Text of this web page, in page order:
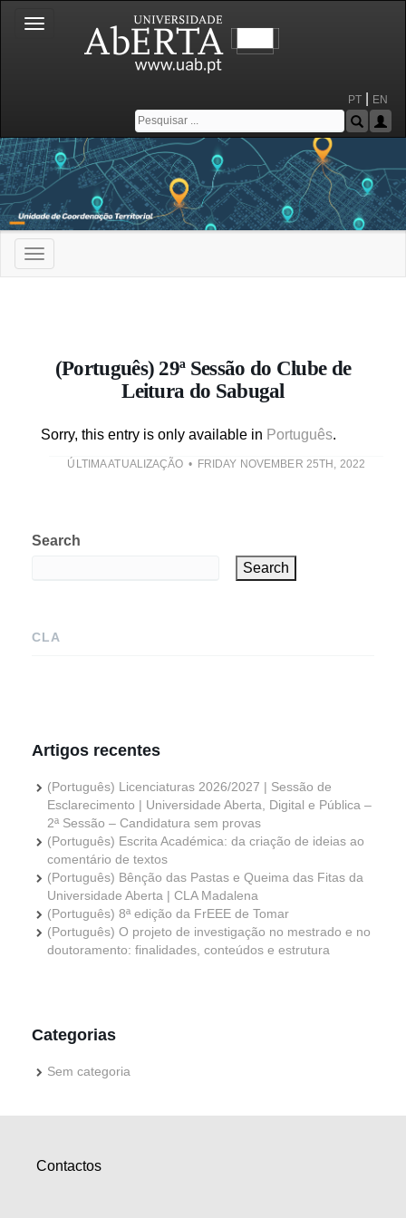
Toggle
navigation
PT EN
Toggle
navigation
(Português) 29ª Sessão do Clube de
Leitura do Sabugal
Sorry, this entry is only available in Português.
ÚLTIMA ATUALIZAÇÃO FRIDAY NOVEMBER 25TH, 2022
Search
Search
CLA
Artigos recentes
(Português) Licenciaturas 2026/2027 | Sessão de
Esclarecimento | Universidade Aberta, Digital e Pública –
2ª Sessão – Candidatura sem provas
(Português) Escrita Académica: da criação de ideias ao
comentário de textos
(Português) Bênção das Pastas e Queima das Fitas da
Universidade Aberta | CLA Madalena
(Português) 8ª edição da FrEEE de Tomar
(Português) O projeto de investigação no mestrado e no
doutoramento: finalidades, conteúdos e estrutura
Categorias
Sem categoria
Contactos